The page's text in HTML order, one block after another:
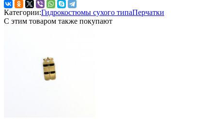
Категории:Гидрокостюмы сухого типаПерчатки
С этим товаром также покупают